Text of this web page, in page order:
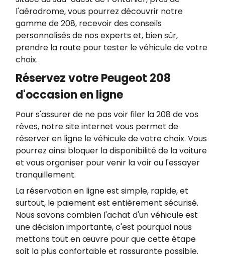
l'aérodrome, vous pourrez découvrir notre
gamme de 208, recevoir des conseils
personnalisés de nos experts et, bien sûr,
prendre la route pour tester le véhicule de votre
choix.
Réservez votre Peugeot 208
d'occasion en ligne
Pour s'assurer de ne pas voir filer la 208 de vos
rêves, notre site internet vous permet de
réserver en ligne le véhicule de votre choix. Vous
pourrez ainsi bloquer la disponibilité de la voiture
et vous organiser pour venir la voir ou l'essayer
tranquillement.
La réservation en ligne est simple, rapide, et
surtout, le paiement est entièrement sécurisé.
Nous savons combien l'achat d'un véhicule est
une décision importante, c'est pourquoi nous
mettons tout en œuvre pour que cette étape
soit la plus confortable et rassurante possible.